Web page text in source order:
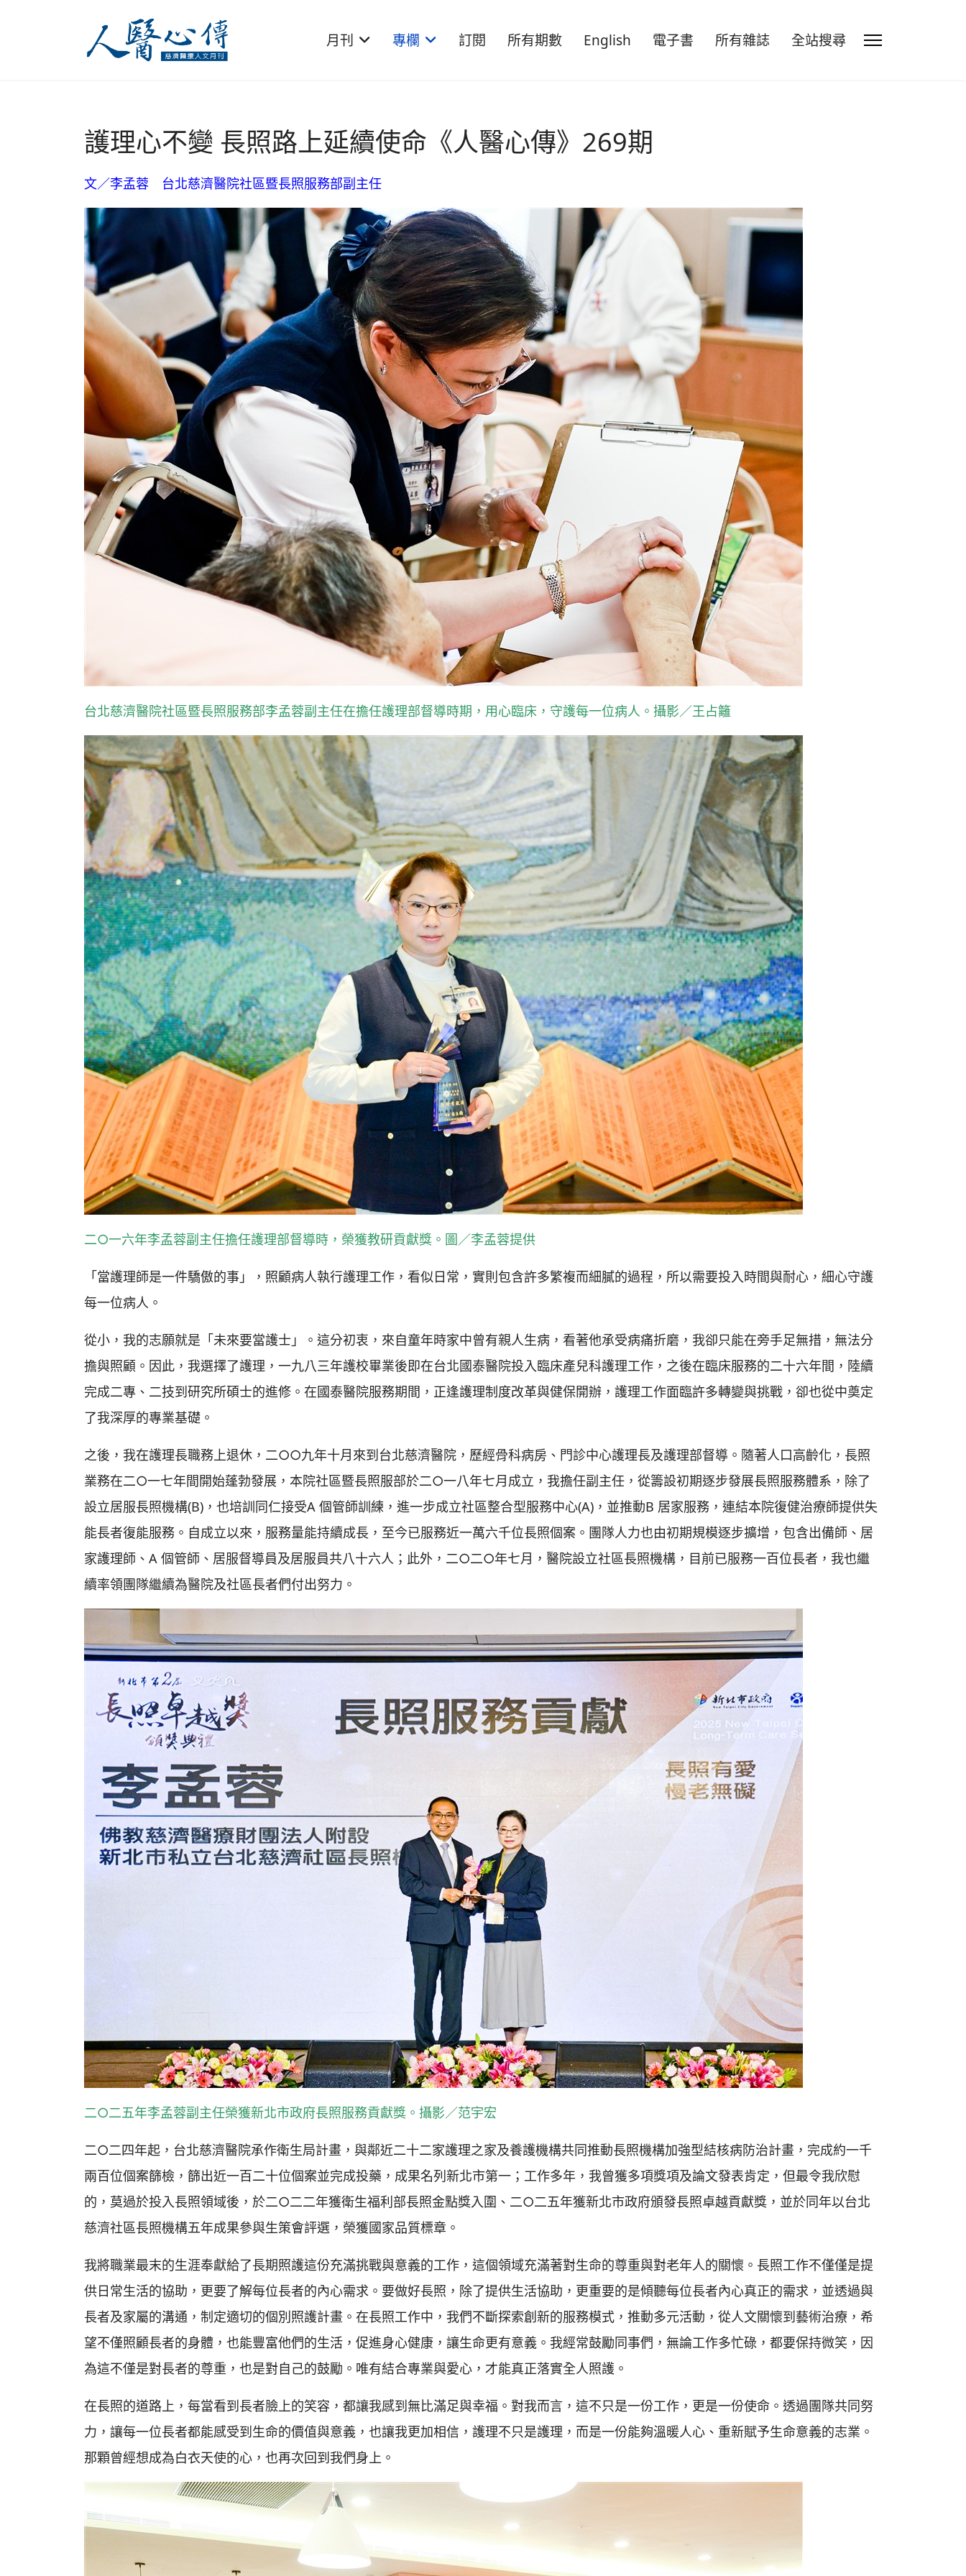
月刊 專欄 訂閱 所有期數 English 電子書 所有雜誌 全站搜尋
護理心不變 長照路上延續使命《人醫心傳》269期
文／李孟蓉 台北慈濟醫院社區暨長照服務部副主任
台北慈濟醫院社區暨長照服務部李孟蓉副主任在擔任護理部督導時期，用心臨床，守護每一位病人。攝影／王占籬
二○一六年李孟蓉副主任擔任護理部督導時，榮獲教研貢獻獎。圖／李孟蓉提供
「當護理師是一件驕傲的事」，照顧病人執行護理工作，看似日常，實則包含許多繁複而細膩的過程，所以需要投入時間與耐心，細心守護
每一位病人。
從小，我的志願就是「未來要當護士」。這分初衷，來自童年時家中曾有親人生病，看著他承受病痛折磨，我卻只能在旁手足無措，無法分
擔與照顧。因此，我選擇了護理，一九八三年護校畢業後即在台北國泰醫院投入臨床產兒科護理工作，之後在臨床服務的二十六年間，陸續
完成二專、二技到研究所碩士的進修。在國泰醫院服務期間，正逢護理制度改革與健保開辦，護理工作面臨許多轉變與挑戰，卻也從中奠定
了我深厚的專業基礎。
之後，我在護理長職務上退休，二○○九年十月來到台北慈濟醫院，歷經骨科病房、門診中心護理長及護理部督導。隨著人口高齡化，長照
業務在二○一七年間開始蓬勃發展，本院社區暨長照服部於二○一八年七月成立，我擔任副主任，從籌設初期逐步發展長照服務體系，除了
設立居服長照機構(B)，也培訓同仁接受A 個管師訓練，進一步成立社區整合型服務中心(A)，並推動B 居家服務，連結本院復健治療師提供失
能長者復能服務。自成立以來，服務量能持續成長，至今已服務近一萬六千位長照個案。團隊人力也由初期規模逐步擴增，包含出備師、居
家護理師、A 個管師、居服督導員及居服員共八十六人；此外，二○二○年七月，醫院設立社區長照機構，目前已服務一百位長者，我也繼
續率領團隊繼續為醫院及社區長者們付出努力。
二○二五年李孟蓉副主任榮獲新北市政府長照服務貢獻獎。攝影／范宇宏
二○二四年起，台北慈濟醫院承作衛生局計畫，與鄰近二十二家護理之家及養護機構共同推動長照機構加強型結核病防治計畫，完成約一千
兩百位個案篩檢，篩出近一百二十位個案並完成投藥，成果名列新北市第一；工作多年，我曾獲多項獎項及論文發表肯定，但最令我欣慰
的，莫過於投入長照領域後，於二○二二年獲衛生福利部長照金點獎入圍、二○二五年獲新北市政府頒發長照卓越貢獻獎，並於同年以台北
慈濟社區長照機構五年成果參與生策會評選，榮獲國家品質標章。
我將職業最末的生涯奉獻給了長期照護這份充滿挑戰與意義的工作，這個領域充滿著對生命的尊重與對老年人的關懷。長照工作不僅僅是提
供日常生活的協助，更要了解每位長者的內心需求。要做好長照，除了提供生活協助，更重要的是傾聽每位長者內心真正的需求，並透過與
長者及家屬的溝通，制定適切的個別照護計畫。在長照工作中，我們不斷探索創新的服務模式，推動多元活動，從人文關懷到藝術治療，希
望不僅照顧長者的身體，也能豐富他們的生活，促進身心健康，讓生命更有意義。我經常鼓勵同事們，無論工作多忙碌，都要保持微笑，因
為這不僅是對長者的尊重，也是對自己的鼓勵。唯有結合專業與愛心，才能真正落實全人照護。
在長照的道路上，每當看到長者臉上的笑容，都讓我感到無比滿足與幸福。對我而言，這不只是一份工作，更是一份使命。透過團隊共同努
力，讓每一位長者都能感受到生命的價值與意義，也讓我更加相信，護理不只是護理，而是一份能夠溫暖人心、重新賦予生命意義的志業。
那顆曾經想成為白衣天使的心，也再次回到我們身上。